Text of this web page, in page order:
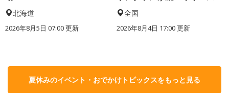
北海道
2026年8月5日 07:00更新
全国
2026年8月4日 17:00更新
夏休みのイベント・おでかけトピックスをもっと見る